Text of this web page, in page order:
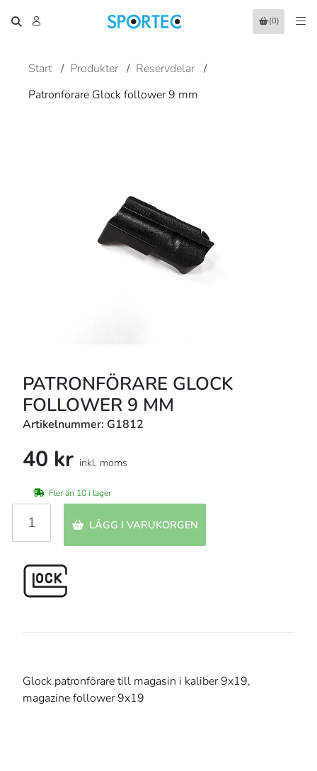
(0)
Start / Produkter / Reservdelar /
Patronförare Glock follower 9 mm
PATRONFÖRARE GLOCK
FOLLOWER 9 MM
Artikelnummer: G1812
40 kr inkl. moms
Fler än 10 i lager
LÄGG I VARUKORGEN
Glock patronförare till magasin i kaliber 9x19,
magazine follower 9x19